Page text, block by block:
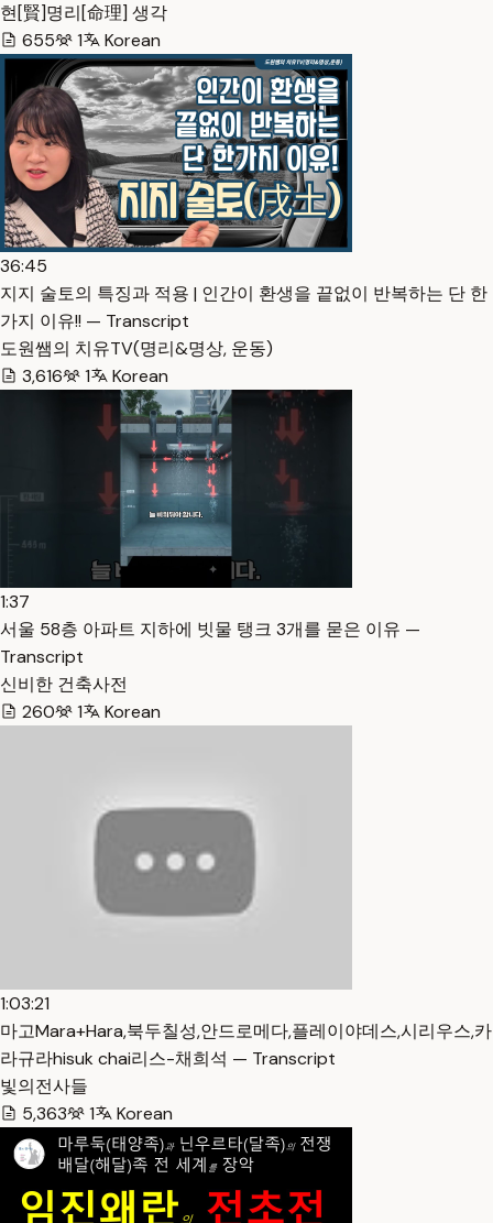
현[賢]명리[命理] 생각
655
1 Korean
36:45
지지 술토의 특징과 적용 | 인간이 환생을 끝없이 반복하는 단 한
가지 이유!! — Transcript
도원쌤의 치유TV(명리&명상, 운동)
3,616
1 Korean
1:37
서울 58층 아파트 지하에 빗물 탱크 3개를 묻은 이유 —
Transcript
신비한 건축사전
260
1 Korean
1:03:21
마고Mara+Hara,북두칠성,안드로메다,플레이야데스,시리우스,카
라규라hisuk chai리스-채희석 — Transcript
빛의전사들
5,363
1 Korean